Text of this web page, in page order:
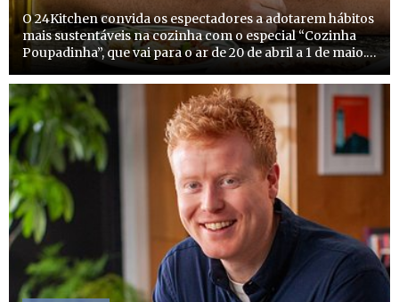
O 24Kitchen convida os espectadores a adotarem hábitos
mais sustentáveis na cozinha com o especial “Cozinha
Poupadinha”, que vai para o ar de 20 de abril a 1 de maio.
algumas caras bem conhecidas do canal, o 24Kitchen
dedi...